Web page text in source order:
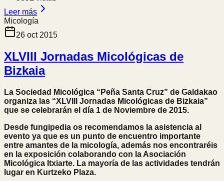
Leer más
Micología
26 oct 2015
XLVIII Jornadas Micológicas de
Bizkaia
La Sociedad Micológica “Peña Santa Cruz” de Galdakao
organiza las “XLVIII Jornadas Micológicas de Bizkaia”
que se celebrarán el día 1 de Noviembre de 2015.
Desde fungipedia os recomendamos la asistencia al
evento ya que es un punto de encuentro importante
entre amantes de la micología, además nos encontraréis
en la exposición colaborando con la Asociación
Micológica Itxiarte. La mayoría de las actividades tendrán
lugar en Kurtzeko Plaza.